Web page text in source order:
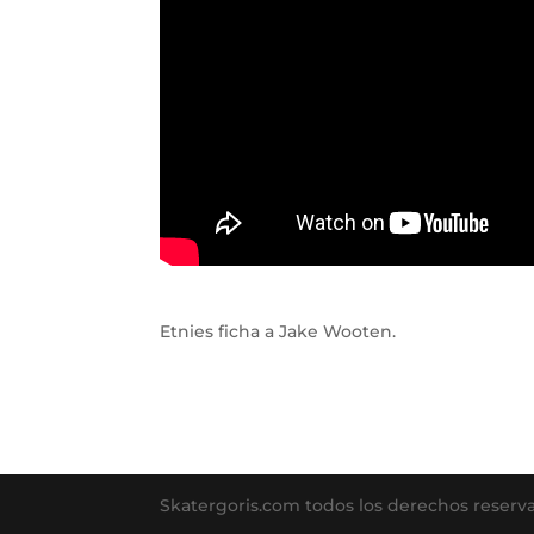
Etnies ficha a Jake Wooten.
Skatergoris.com todos los derechos